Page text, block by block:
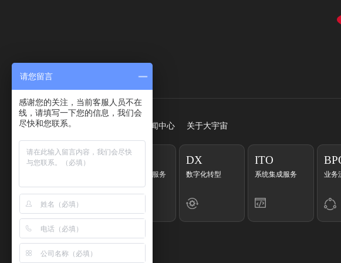
快速访问
首页 服务 新闻中心 关于大宇宙
CC EC
一站式电商服务
DX
数字化转型
ITO
系统集成服务 业务
请您留言
感谢您的关注，当前客服人员不在
线，请填写一下您的信息，我们会
尽快和您联系。